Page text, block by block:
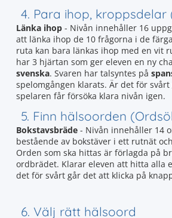
4. Para ihop, kroppsdelar
Länka ihop - Nivån innehåller 16
att länka ihop de 10 frågorna i de
ruta kan bara länkas ihop med en vit
har 3 hjärtan som ger eleven en ny
svenska. Svaren har talsyntes på
spelomgången klarats. Är det för
spelaren får försöka klara nivån igen.
5. Finn hälsoorden
Bokstavsbräde - Nivån innehåller 14
bestående av bokstäver i ett rutnät
Orden som ska hittas är förlagda på
ordbrädet. Klarar eleven att hitta alla
det för svårt går det att klicka på
6. Välj rätt hälsoord